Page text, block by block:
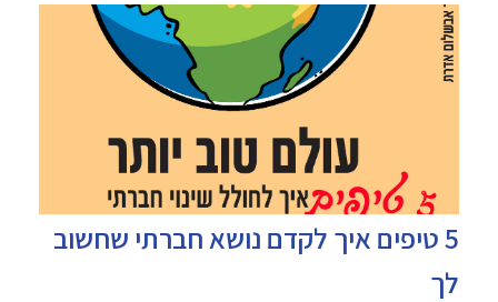
5 טיפים איך לקדם נושא חברתי שחשוב
לך